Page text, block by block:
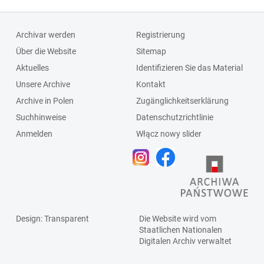
Archivar werden
Über die Website
Aktuelles
Unsere Archive
Archive in Polen
Suchhinweise
Anmelden
Registrierung
Sitemap
Identifizieren Sie das Material
Kontakt
Zugänglichkeitserklärung
Datenschutzrichtlinie
Włącz nowy slider
Design: Transparent
Die Website wird vom
Staatlichen Nationalen
Digitalen Archivverwaltet